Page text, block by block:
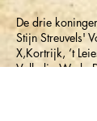
De drie
Stijn Streuvels'
X,Kortrijk, ’t
Volledig Werk,